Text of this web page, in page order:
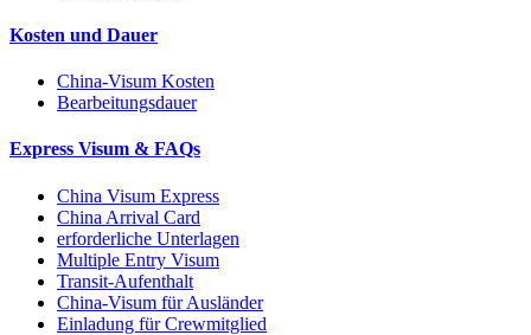
Kosten und Dauer
China-Visum Kosten
Bearbeitungsdauer
Express Visum & FAQs
China Visum Express
China Arrival Card
erforderliche Unterlagen
Multiple Entry Visum
Transit-Aufenthalt
China-Visum für Ausländer
Einladung für Crewmitglied